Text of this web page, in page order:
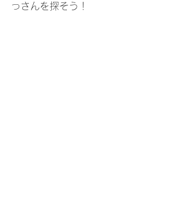
っさんを探そう！